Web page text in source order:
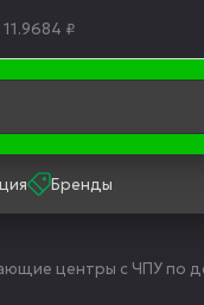
11.9684 ₽
Бренды
центры с ЧПУ по